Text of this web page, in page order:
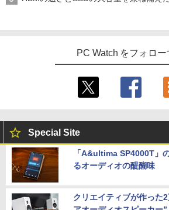
PC Watch をフォロー
Special Site
「A&ultima SP4000T」
るオーディオの醍醐味
クリエイティブが作った